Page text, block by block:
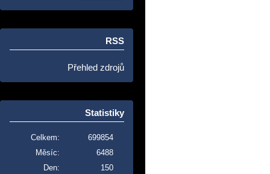
RSS
Přehled zdrojů
Statistiky
Celkem:
699854
Měsíc:
6488
Den:
150